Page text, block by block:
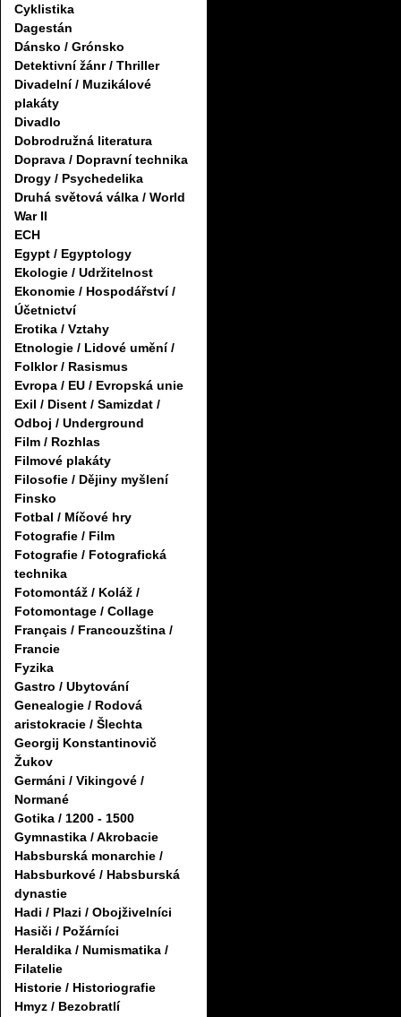
Cyklistika
Dagestán
Dánsko / Grónsko
Detektivní žánr / Thriller
Divadelní / Muzikálové
plakáty
Divadlo
Dobrodružná literatura
Doprava / Dopravní technika
Drogy / Psychedelika
Druhá světová válka / World
War II
ECH
Egypt / Egyptology
Ekologie / Udržitelnost
Ekonomie / Hospodářství /
Účetnictví
Erotika / Vztahy
Etnologie / Lidové umění /
Folklor / Rasismus
Evropa / EU / Evropská unie
Exil / Disent / Samizdat /
Odboj / Underground
Film / Rozhlas
Filmové plakáty
Filosofie / Dějiny myšlení
Finsko
Fotbal / Míčové hry
Fotografie / Film
Fotografie / Fotografická
technika
Fotomontáž / Koláž /
Fotomontage / Collage
Français / Francouzština /
Francie
Fyzika
Gastro / Ubytování
Genealogie / Rodová
aristokracie / Šlechta
Georgij Konstantinovič
Žukov
Germáni / Vikingové /
Normané
Gotika / 1200 - 1500
Gymnastika / Akrobacie
Habsburská monarchie /
Habsburkové / Habsburská
dynastie
Hadi / Plazi / Obojživelníci
Hasiči / Požárníci
Heraldika / Numismatika /
Filatelie
Historie / Historiografie
Hmyz / Bezobratlí